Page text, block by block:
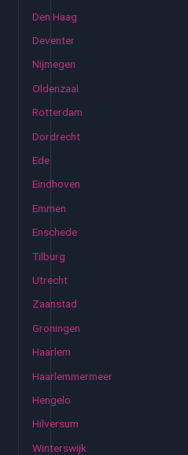
Den Haag
Deventer
Nijmegen
Oldenzaal
Rotterdam
Dordrecht
Ede
Eindhoven
Emmen
Enschede
Tilburg
Utrecht
Zaanstad
Groningen
Haarlem
Haarlemmermeer
Hengelo
Hilversum
Winterswijk